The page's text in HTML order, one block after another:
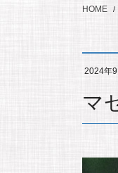
HOME
2024年9
マ